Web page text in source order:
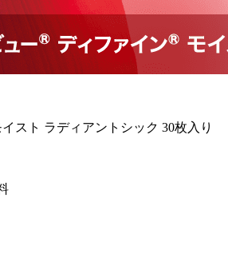
スト ラディアントシック 30枚入り